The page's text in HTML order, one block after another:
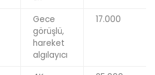
Gece
görüşlü,
hareket
algılayıcı
17.000